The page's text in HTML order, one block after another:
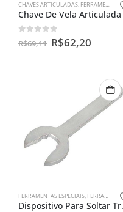
CHAVES ARTICULADAS, FERRAMENTAS ESPECIAIS
out of 5
R$69,11 R$62,20
FERRAMENTAS ESPECIAIS, FERRAMENTAS PARA INJEÇÃO